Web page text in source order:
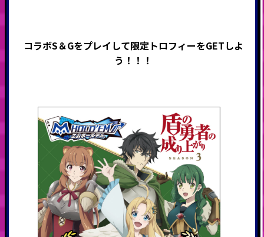
コラボS＆Gをプレイして限定トロフィーをGETしよ
う！！！